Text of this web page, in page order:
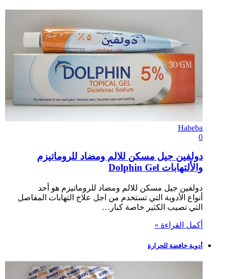
Habeba
0
دولفين جيل مسكن للالم ومضاد للروماتيزم
والألتهابات Dolphin Gel
دولفين جيل مسكن للالم ومضاد للروماتيزم هو أحد
أنواع الأدوية التي تستخدم من اجل علاج التهابات المفاصل
التي تصيب الكثير خاصة كبار…
أكمل القراءة »
أدوية خافضة للحرارة